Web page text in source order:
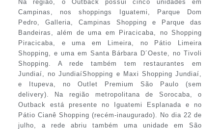
Na região, o Outback possui cinco unidades em
Campinas, nos shoppings Iguatemi, Parque Dom
Pedro, Galleria, Campinas Shopping e Parque das
Bandeiras, além de uma em Piracicaba, no Shopping
Piracicaba, e uma em Limeira, no Pátio Limeira
Shopping, e uma em Santa Bárbara D´Oeste, no Tivoli
Shopping. A rede também tem restaurantes em
Jundiaí, no JundiaíShopping e Maxi Shopping Jundiaí,
e Itupeva, no Outlet Premium São Paulo (sem
delivery). Na região metropolitana de Sorocaba, o
Outback está presente no Iguatemi Esplanada e no
Pátio Cianê Shopping (recém-inaugurado). No dia 22 de
julho, a rede abriu também uma unidade em São